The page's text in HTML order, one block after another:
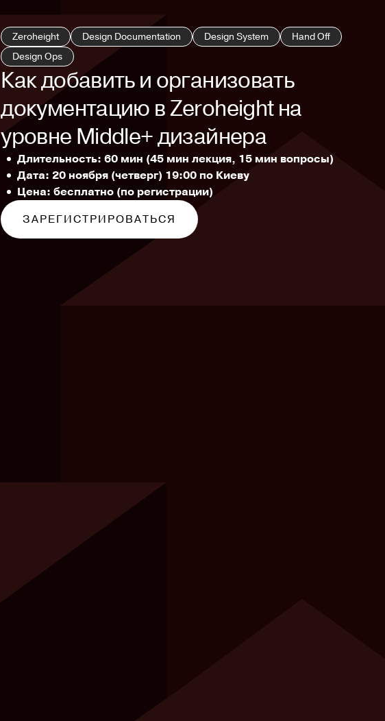
Zeroheight Design Documentation Design System
Hand Off
Design Ops
Как добавить и организовать
документацию в Zeroheight на
уровне Middle+ дизайнера
Длительность: 60 мин (45 мин лекция, 15 мин вопросы)
Дата: 20 ноября (четверг) 19:00 по Киеву
Цена: бесплатно (по регистрации)
ЗАРЕГИСТРИРОВАТЬСЯ